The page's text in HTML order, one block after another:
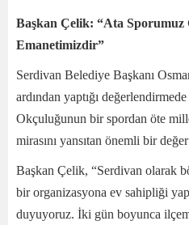
Başkan Çelik: “Ata Sporumuz
Emanetimizdir”
Serdivan Belediye Başkanı
ardından yaptığı
Okçuluğunun bir spordan öte
mirasını yansıtan önemli bir
Başkan Çelik, “Serdivan olarak
bir organizasyona ev sahipliği
duyuyoruz. İki gün boyunca